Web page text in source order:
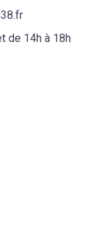
de 14h à 18h